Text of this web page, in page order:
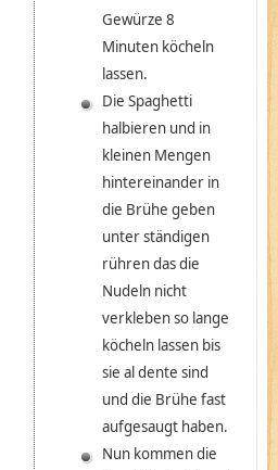
Gewürze 8
Minuten köcheln
lassen.
Die Spaghetti
halbieren und in
kleinen Mengen
hintereinander in
die Brühe geben
unter ständigen
rühren das die
Nudeln nicht
verkleben so lange
köcheln lassen bis
sie al dente sind
und die Brühe fast
aufgesaugt haben.
Nun kommen die